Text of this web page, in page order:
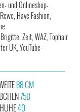
und Onlineshop-
Haye Fashion,
Zeit, WAZ, Tophair
UK, YouTube-
88 CM
75B
40